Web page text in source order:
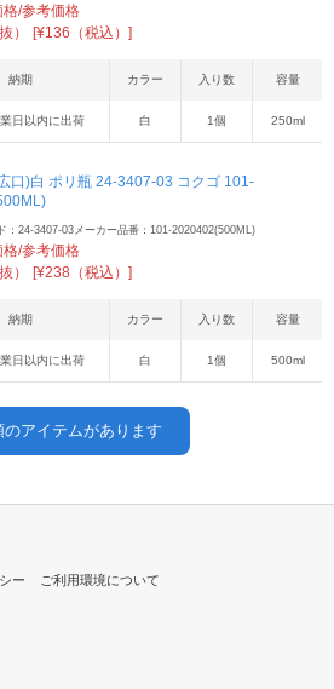
/参考価格
） [¥136（税込）]
納期 カラー 入り数 容量
日以内に出荷 白 1個 250ml
口)白 ポリ瓶 24-3407-03 コクゴ 101-
：24-3407-03メーカー品番：101-2020402(500ML)
/参考価格
） [¥238（税込）]
納期 カラー 入り数 容量
日以内に出荷 白 1個 500ml
のアイテムがあります
ー ご利用環境について